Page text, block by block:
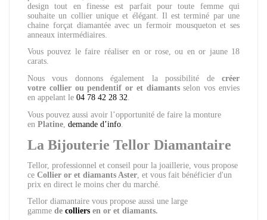
design tout en finesse est parfait pour toute femme qui
souhaite un collier unique et élégant. Il est terminé par une
chaine forçat diamantée avec un fermoir mousqueton et ses
anneaux intermédiaires.
Vous pouvez le faire réaliser en or rose, ou en or jaune 18
carats.
Nous vous donnons également la possibilité de créer
votre collier ou pendentif or et diamantsselon vos envies
en appelant le 04 78 42 28 32.
Vous pouvez aussi avoir l’opportunité de faire la monture
en Platine demande d’info
La Bijouterie Tellor Diamantaire
Tellor, professionnel et conseil pour la joaillerie, vous propose
ce Collier or et diamants Aster , et vous fait bénéficier d'un
prix en direct le moins cher du marché.
Tellor diamantaire vous propose aussi une large
gamme de colliers en or et diamants.